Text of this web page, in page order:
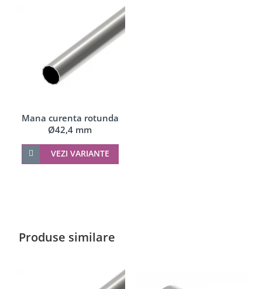
Mana curenta rotunda
Ø42,4 mm
VEZI VARIANTE
Produse similare